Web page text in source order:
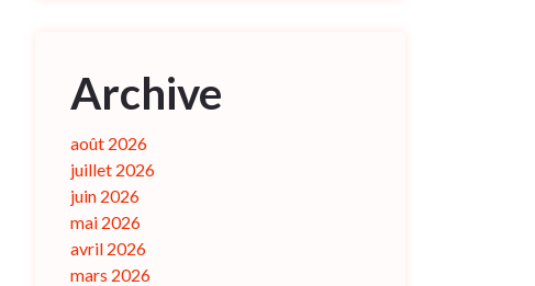
Archive
août 2026
juillet 2026
juin 2026
mai 2026
avril 2026
mars 2026